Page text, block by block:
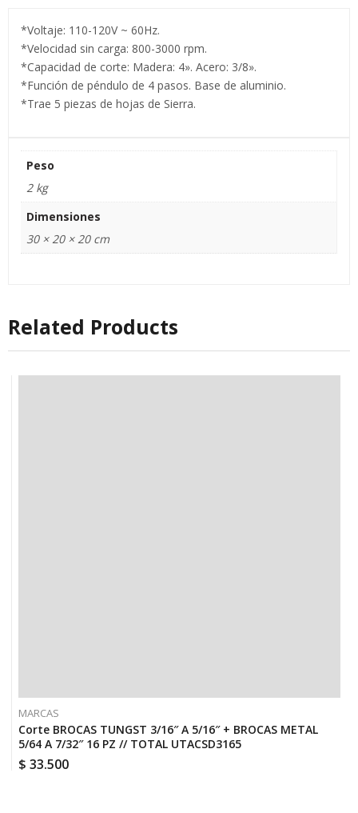
*Voltaje: 110-120V ~ 60Hz.
*Velocidad sin carga: 800-3000 rpm.
*Capacidad de corte: Madera: 4». Acero: 3/8».
*Función de péndulo de 4 pasos. Base de aluminio.
*Trae 5 piezas de hojas de Sierra.
Peso
2 kg
Dimensiones
30 × 20 × 20 cm
Related Products
MARCAS
Corte BROCAS TUNGST 3/16″ A 5/16″ + BROCAS METAL
5/64 A 7/32″ 16 PZ // TOTAL UTACSD3165
$ 33.500